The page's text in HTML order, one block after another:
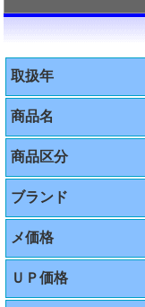
取扱年
商品名
商品区分
ブランド
メ価格
ＵＰ価格